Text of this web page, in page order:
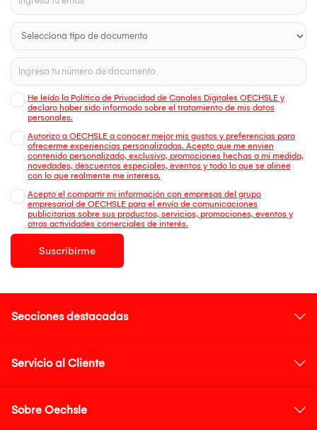
He leído la Política de Privacidad de Canales Digitales OECHSLE y
declaro haber sido informado sobre el tratamiento de mis datos
personales.
Autorizo a OECHSLE a conocer mejor mis gustos y preferencias para
ofrecerme experiencias personalizadas. Acepto que me envien
contenido personalizado, exclusivo, promociones hechas a mi medida,
novedades, descuentos especiales, eventos y todo lo que se alinee
con lo que realmente me interesa.
Acepto el compartir mi información con empresas del grupo
empresarial de OECHSLE para el envío de comunicaciones
publicitarias sobre sus productos, servicios, promociones, eventos y
otras actividades comerciales de interés.
Suscribirme
Secciones destacadas
Servicio al Cliente
Sobre Oechsle